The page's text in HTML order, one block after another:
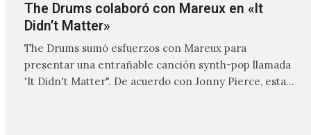
The Drums colaboró con Mareux en «It
Didn’t Matter»
The Drums sumó esfuerzos con Mareux para
presentar una entrañable canción synth-pop llamada
'It Didn't Matter". De acuerdo con Jonny Pierce, esta